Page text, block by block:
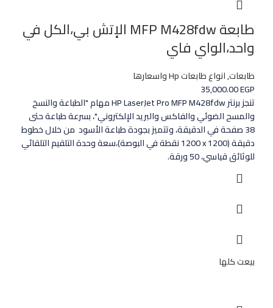
طابعة MFP M428fdw الإتش بي،الكل في
واحد،الواي فاي
طابعات,انواع طابعات Hp واسعارها
35,000.00EGP
تنجز برنتر HP LaserJet Pro MFP M428fdw مهام "الطباعة والنسخ
والمسح الضوئي والفاكس والبريد الإلكتروني"، بسرعة طباعة حتى
38 صفحة في الدقيقة، وتتميز بجودة طباعة الأسود من خلال خطوط
دقيقة (1200 x‏ 1200 نقطة في البوصة)،سعة وحدة التلقيم التلقائي
للوثائق قياسي، 50 ورقة.
بيعت كلها